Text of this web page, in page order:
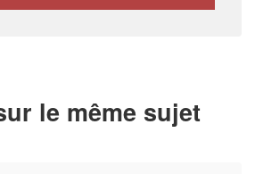
le même sujet